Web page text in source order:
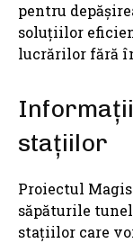
pentru
soluțiilor
lucrărilor fără
stațiilor
Proiectul
săpăturile
stațiilor care